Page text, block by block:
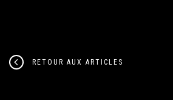
RETOUR AUX ARTICLES